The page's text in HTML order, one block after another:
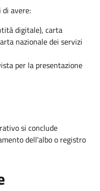
di avere:
digitale), carta
nazionale dei servizi
per la presentazione
si conclude
dell'albo o registro